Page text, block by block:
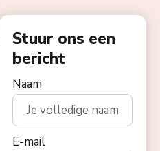
Stuur ons een
bericht
Naam
E-mail